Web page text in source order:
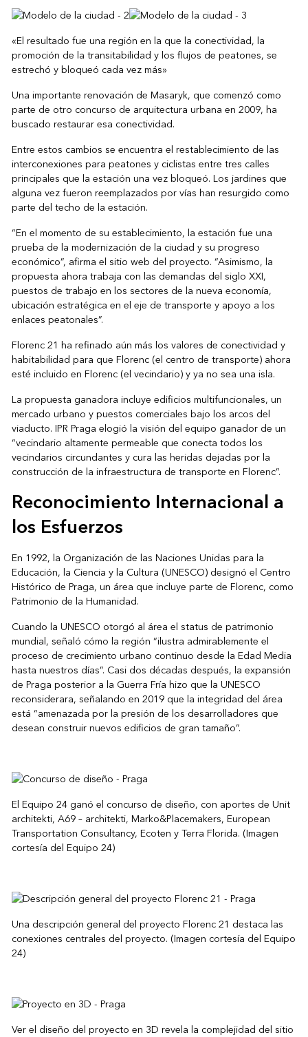
«El resultado fue una región en la que la conectividad, la
promoción de la transitabilidad y los flujos de peatones, se
estrechó y bloqueó cada vez más»
Una importante renovación de Masaryk, que comenzó como
parte de otro concurso de arquitectura urbana en 2009, ha
buscado restaurar esa conectividad.
Entre estos cambios se encuentra el restablecimiento de las
interconexiones para peatones y ciclistas entre tres calles
principales que la estación una vez bloqueó. Los jardines que
alguna vez fueron reemplazados por vías han resurgido como
parte del techo de la estación.
“En el momento de su establecimiento, la estación fue una
prueba de la modernización de la ciudad y su progreso
económico”, afirma el sitio web del proyecto. “Asimismo, la
propuesta ahora trabaja con las demandas del siglo XXI,
puestos de trabajo en los sectores de la nueva economía,
ubicación estratégica en el eje de transporte y apoyo a los
enlaces peatonales”.
Florenc 21 ha refinado aún más los valores de conectividad y
habitabilidad para que Florenc (el centro de transporte) ahora
esté incluido en Florenc (el vecindario) y ya no sea una isla.
La propuesta ganadora incluye edificios multifuncionales, un
mercado urbano y puestos comerciales bajo los arcos del
viaducto. IPR Praga elogió la visión del equipo ganador de un
“vecindario altamente permeable que conecta todos los
vecindarios circundantes y cura las heridas dejadas por la
construcción de la infraestructura de transporte en Florenc”.
Reconocimiento Internacional a
los Esfuerzos
En 1992, la Organización de las Naciones Unidas para la
Educación, la Ciencia y la Cultura (UNESCO) designó el Centro
Histórico de Praga, un área que incluye parte de Florenc, como
Patrimonio de la Humanidad.
Cuando la UNESCO otorgó al área el status de patrimonio
mundial, señaló cómo la región “ilustra admirablemente el
proceso de crecimiento urbano continuo desde la Edad Media
hasta nuestros días”. Casi dos décadas después, la expansión
de Praga posterior a la Guerra Fría hizo que la UNESCO
reconsiderara, señalando en 2019 que la integridad del área
está “amenazada por la presión de los desarrolladores que
desean construir nuevos edificios de gran tamaño”.
El Equipo 24 ganó el concurso de diseño, con aportes de Unit
architekti, A69 – architekti, Marko&Placemakers, European
Transportation Consultancy, Ecoten y Terra Florida. (Imagen
cortesía del Equipo 24)
Una descripción general del proyecto Florenc 21 destaca las
conexiones centrales del proyecto. (Imagen cortesía del Equipo
24)
Ver el diseño del proyecto en 3D revela la complejidad del sitio